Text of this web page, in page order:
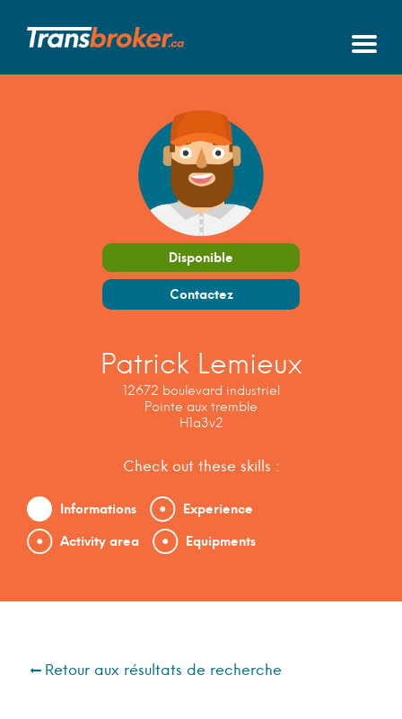
Disponible
Contactez
Patrick Lemieux
12672 boulevard industriel
Pointe aux tremble
H1a3v2
Check out these skills :
Informations
Experience
Activity area
Equipments
Retour aux résultats de recherche